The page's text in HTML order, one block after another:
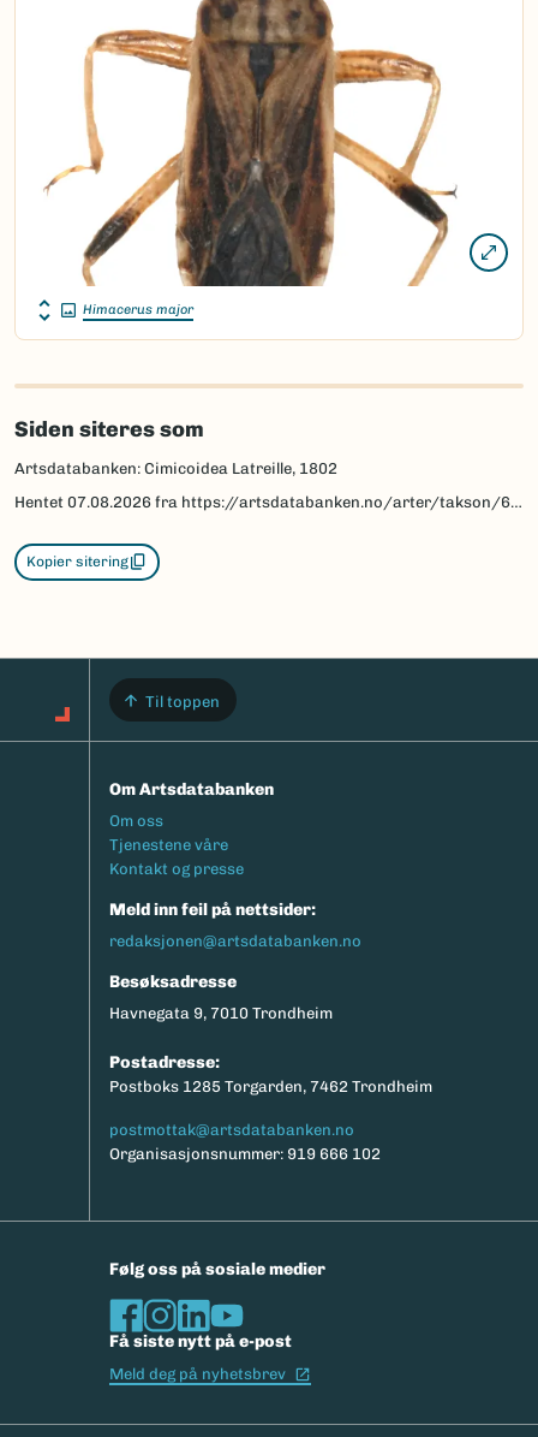
Himacerus major
Siden siteres som
Artsdatabanken: Cimicoidea Latreille, 1802
Hentet 07.08.2026 fra https://artsdatabanken.no/arter/takson/69298
Kopier sitering
Til toppen
Om Artsdatabanken
Footermeny
Om oss
Tjenestene våre
Kontakt og presse
Meld inn feil på nettsider:
redaksjonen@artsdatabanken.no
Besøksadresse
Havnegata 9, 7010 Trondheim
Postadresse:
Postboks 1285 Torgarden, 7462 Trondheim
postmottak@artsdatabanken.no
Organisasjonsnummer: 919 666 102
Følg oss på sosiale medier
Få siste nytt på e-post
Meld deg på nyhetsbrev